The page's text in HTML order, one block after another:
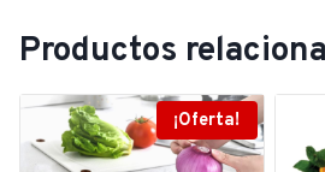
Productos
¡Oferta!